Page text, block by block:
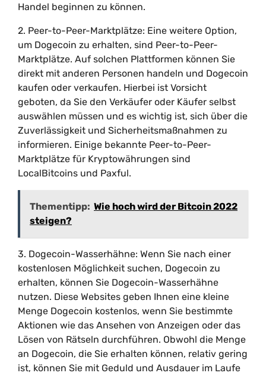
Handel beginnen zu können.
2. Peer-to-Peer-Marktplätze: Eine weitere Option,
um Dogecoin zu erhalten, sind Peer-to-Peer-
Marktplätze. Auf solchen Plattformen können Sie
direkt mit anderen Personen handeln und Dogecoin
kaufen oder verkaufen. Hierbei ist Vorsicht
geboten, da Sie den Verkäufer oder Käufer selbst
auswählen müssen und es wichtig ist, sich über die
Zuverlässigkeit und Sicherheitsmaßnahmen zu
informieren. Einige bekannte Peer-to-Peer-
Marktplätze für Kryptowährungen sind
LocalBitcoins und Paxful.
Thementipp: Wie hoch wird der Bitcoin 2022
steigen?
3. Dogecoin-Wasserhähne: Wenn Sie nach einer
kostenlosen Möglichkeit suchen, Dogecoin zu
erhalten, können Sie Dogecoin-Wasserhähne
nutzen. Diese Websites geben Ihnen eine kleine
Menge Dogecoin kostenlos, wenn Sie bestimmte
Aktionen wie das Ansehen von Anzeigen oder das
Lösen von Rätseln durchführen. Obwohl die Menge
an Dogecoin, die Sie erhalten können, relativ gering
ist, können Sie mit Geduld und Ausdauer im Laufe